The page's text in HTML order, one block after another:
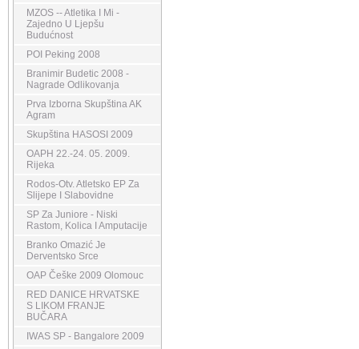
MZOS -- Atletika I Mi -
Zajedno U Ljepšu
Budućnost
POI Peking 2008
Branimir Budetic 2008 -
Nagrade Odlikovanja
Prva Izborna Skupština AK
Agram
Skupština HASOSI 2009
OAPH 22.-24. 05. 2009.
Rijeka
Rodos-Otv. Atletsko EP Za
Slijepe I Slabovidne
SP Za Juniore - Niski
Rastom, Kolica I Amputacije
Branko Omazić Je
Derventsko Srce
OAP Češke 2009 Olomouc
RED DANICE HRVATSKE
S LIKOM FRANJE
BUČARA
IWAS SP - Bangalore 2009